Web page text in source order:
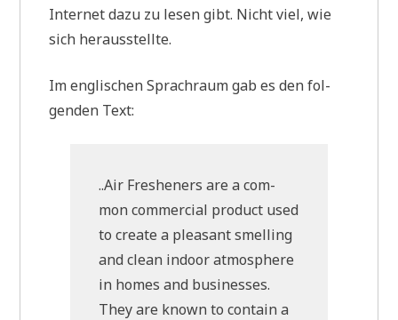
Inter­net dazu zu lesen gibt. Nicht viel, wie
sich herausstellte.
Im eng­li­schen Sprach­raum gab es den fol­
gen­den Text:
..Air Fres­he­ners are a com­
mon com­mer­cial pro­duct used
to crea­te a plea­sant smel­ling
and clean indoor atmo­sphe­re
in homes and busi­nesses.
They are known to con­tain a